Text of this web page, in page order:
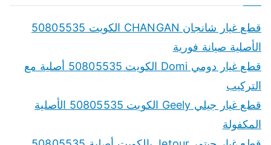
قطع غيار شانجان CHANGAN الكويت 50805535
الأصلية صيانة فورية
قطع غيار دومي Domi الكويت 50805535 أصلية مع
التركيب
قطع غيار جيلي Geely الكويت 50805535 الأصلية
المكفولة